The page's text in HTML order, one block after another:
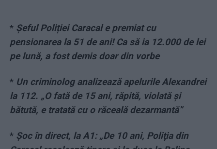
* Șeful Poliției Caracal e premiat cu
pensionarea la 51 de ani! Ca să ia 12.000 de lei
pe lună, a fost demis doar din vorbe
* Un criminolog analizează apelurile Alexandrei
la 112. „O fată de 15 ani, răpită, violată şi
bătută, e tratată cu o răceală dezarmantă”
* Șoc în direct, la A1: „De 10 ani, Poliţia din